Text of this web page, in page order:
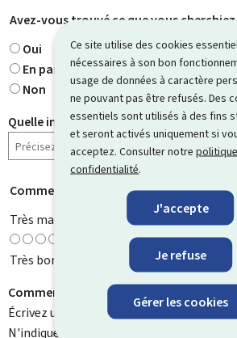
Ce site utilise des cookies
nécessaires à son bon
usage de données à caractère
ne pouvant pas être refusés. Des
essentiels sont utilisés à des fins
et seront activés uniquement si
acceptez. Consulter notre
confidentialité.
J'accepte
Je refuse
Gérer les cookies
Avez-vous trouvé ce que vous cherchiez
Oui
En partie
Non
Quelle information cherchiez-vous ?
Comment évaluez-vous cette page ? *
Très mauvaise
Très bonne
Comment pouvons-nous l'améliorer ?
Écrivez un commentaire et aidez-nous à
N'indiquez pas d'informations